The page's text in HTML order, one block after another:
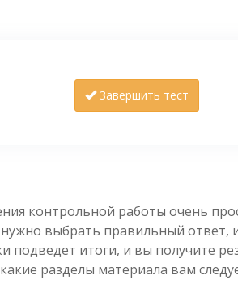
Завершить тест
контрольной работы очень
выбрать правильный ответ,
подведет итоги, и вы получите
разделы материала вам